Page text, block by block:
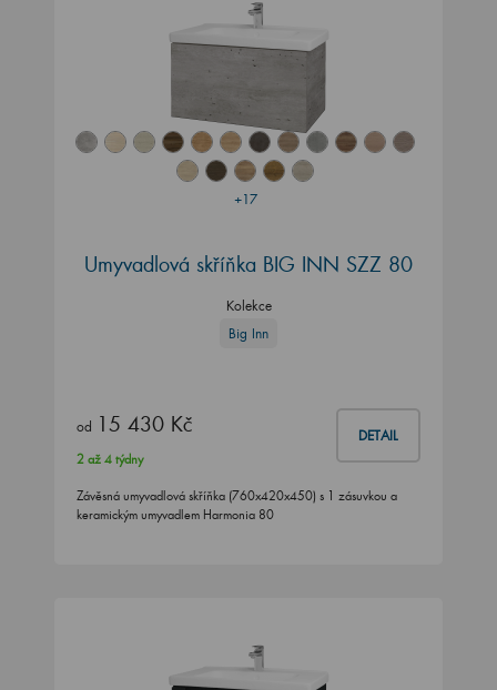
+17
Umyvadlová skříňka BIG INN SZZ 80
Kolekce
Big Inn
od 15 430 Kč DETAIL
2 až 4 týdny
Závěsná umyvadlová skříňka (760x420x450) s 1 zásuvkou a
keramickým umyvadlem Harmonia 80